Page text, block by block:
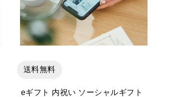
送料無料
eギフト 内祝い ソーシャルギフト